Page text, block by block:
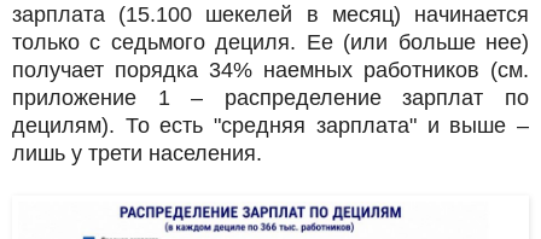
зарплата (15.100 шекелей в месяц) начинается
только с седьмого дециля. Ее (или больше нее)
получает порядка 34% наемных работников (см.
приложение 1 – распределение зарплат по
децилям). То есть "средняя зарплата" и выше –
лишь у трети населения.